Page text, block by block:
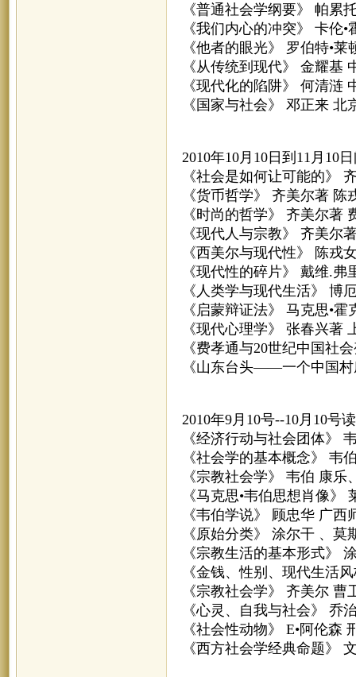
《普通社会学纲要》 帕累
《我们内心的冲突》 卡伦
《他者的眼光》 罗伯特•
《从传统到现代》 金耀基
《现代化的陷阱》 何清涟
《国家与社会》 邓正来 北
2010年10月10日到11月10
《社会是如何让可能的》
《货币哲学》 齐美尔著
《时尚的哲学》 齐美尔著
《现代人与宗教》 齐美尔
《西美尔与现代性》 陈戎
《现代性的碎片》 戴维.
《人类学与现代生活》 博
《启蒙辩证法》 马克思•
《现代心理学》 张春兴著
《费孝通与20世纪中国社
《山东台头——一个中国
2010年9月10号--10月10号
《经济行动与社会团体》
《社会学的基本概念》 韦
《宗教社会学》 韦伯 康
《马克思•韦伯思想肖像
《韦伯学说》 顾忠华 广西
《原始分类》 涂尔干 、
《宗教生活的基本形式》
《金钱、性别、现代生活
《宗教社会学》 齐美尔
《心灵、自我与社会》 乔
《社会性动物》 E•阿伦森
《西方社会学经典命题》